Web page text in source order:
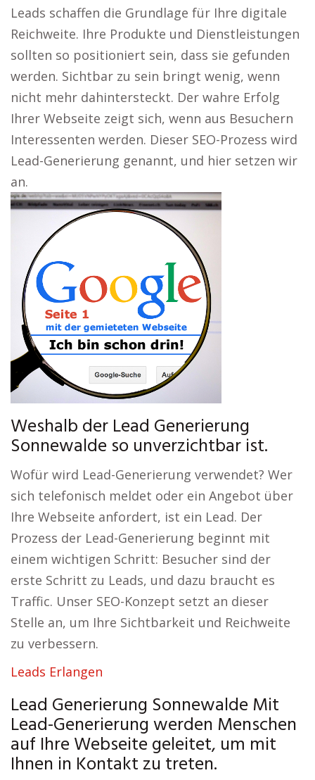
Leads schaffen die Grundlage für Ihre digitale
Reichweite. Ihre Produkte und Dienstleistungen
sollten so positioniert sein, dass sie gefunden
werden. Sichtbar zu sein bringt wenig, wenn
nicht mehr dahintersteckt. Der wahre Erfolg
Ihrer Webseite zeigt sich, wenn aus Besuchern
Interessenten werden. Dieser SEO-Prozess wird
Lead-Generierung genannt, und hier setzen wir
an.
Weshalb der Lead Generierung
Sonnewalde so unverzichtbar ist.
Wofür wird Lead-Generierung verwendet? Wer
sich telefonisch meldet oder ein Angebot über
Ihre Webseite anfordert, ist ein Lead. Der
Prozess der Lead-Generierung beginnt mit
einem wichtigen Schritt: Besucher sind der
erste Schritt zu Leads, und dazu braucht es
Traffic. Unser SEO-Konzept setzt an dieser
Stelle an, um Ihre Sichtbarkeit und Reichweite
zu verbessern.
Leads Erlangen
Lead Generierung Sonnewalde Mit
Lead-Generierung werden Menschen
auf Ihre Webseite geleitet, um mit
Ihnen in Kontakt zu treten.